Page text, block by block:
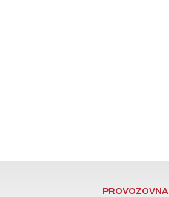
PROVOZOVNA